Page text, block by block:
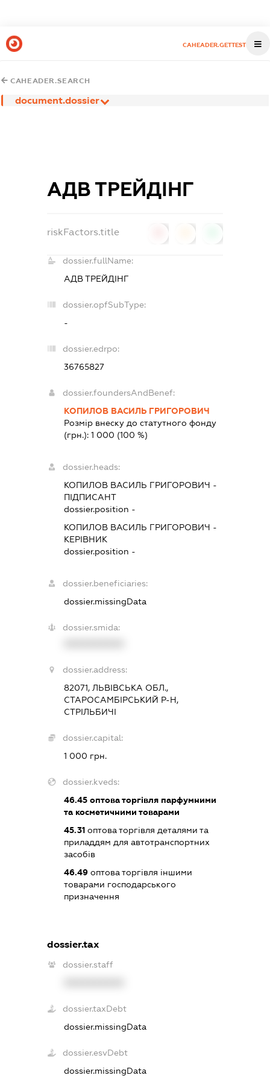
CAHEADER.GETTEST
CAHEADER.SEARCH
document.dossier
АДВ ТРЕЙДІНГ
riskFactors.title
dossier.fullName:
АДВ ТРЕЙДІНГ
dossier.opfSubType:
-
dossier.edrpo:
36765827
dossier.foundersAndBenef:
КОПИЛОВ ВАСИЛЬ ГРИГОРОВИЧ
Розмір внеску до статутного фонду
(грн.):1 000 (100 %)
dossier.heads:
КОПИЛОВ ВАСИЛЬ ГРИГОРОВИЧ -
ПІДПИСАНТ
dossier.position -
КОПИЛОВ ВАСИЛЬ ГРИГОРОВИЧ -
КЕРІВНИК
dossier.position -
dossier.beneficiaries:
dossier.missingData
dossier.smida:
dossier.address:
82071, ЛЬВІВСЬКА ОБЛ.,
СТАРОСАМБІРСЬКИЙ Р-Н,
СТРІЛЬБИЧІ
dossier.capital:
1 000 грн.
dossier.kveds:
46.45 оптова торгівля парфумними
та косметичними товарами
45.31 оптова торгівля деталями та
приладдям для автотранспортних
засобів
46.49 оптова торгівля іншими
товарами господарського
призначення
dossier.tax
dossier.staff
dossier.taxDebt
dossier.missingData
dossier.esvDebt
dossier.missingData